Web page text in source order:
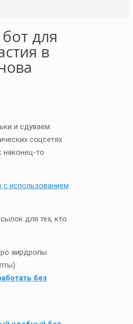
для
в
и сдуваем
соцсетях
то
для тех, кто
аирдропы
без